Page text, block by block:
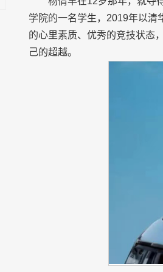
学院的一名学生，2019年以清
的心里素质、优秀的竞技状态
己的超越。